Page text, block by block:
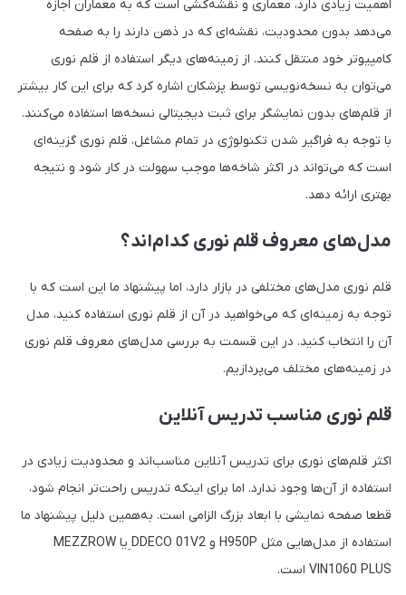
اهمیت زیادی دارد، معماری و نقشه‌کشی است که به معماران اجازه
می‌دهد بدون محدودیت، نقشه‌ای که در ذهن دارند را به صفحه
کامپیوتر خود منتقل کنند. از زمینه‌های دیگر استفاده از قلم نوری
می‌توان به نسخه‌نویسی توسط پزشکان اشاره کرد که برای این کار بیشتر
از قلم‌های بدون نمایشگر برای ثبت دیجیتالی نسخه‌ها استفاده می‌کنند.
با توجه به فراگیر شدن تکنولوژی در تمام مشاغل، قلم‌ نوری گزینه‌ای
است که می‌تواند در اکثر شاخه‌ها موجب سهولت در کار شود و نتیجه
بهتری ارائه دهد.
مدل‌های معروف قلم نوری کدام‌اند؟
قلم نوری مدل‌های مختلفی در بازار دارد، اما پیشنهاد ما این است که با
توجه به زمینه‌ای که می‌خواهید در آن از قلم نوری استفاده کنید، مدل
آن را انتخاب کنید. در این قسمت به بررسی مدل‌های معروف قلم نوری
در زمینه‌های مختلف می‌پردازیم.
قلم نوری مناسب تدریس آنلاین
اکثر‌ قلم‌های نوری برای تدریس آنلاین مناسب‌اند و محدودیت زیادی در
استفاده از آن‌ها وجود ندارد. اما برای اینکه تدریس راحت‌تر انجام شود،
قطعا صفحه نمایشی با ابعاد بزرگ الزامی است. به‌همین دلیل پیشنهاد ما
استفاده از مدل‌هایی مثل H950P و DDECO 01V2 ِیا MEZZROW
VIN1060 PLUS است.